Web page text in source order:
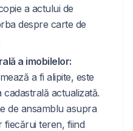
a actului de
despre carte de
a imobilelor:
a fi alipite, este
actualizată.
de ansamblu asupra
fiecărui teren, fiind